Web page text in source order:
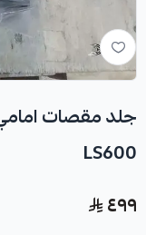
LS600
٤٩٩